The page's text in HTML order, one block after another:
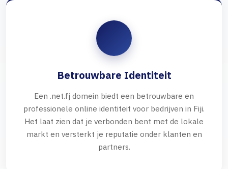
Betrouwbare Identiteit
Een .net.fj domein biedt een betrouwbare en
professionele online identiteit voor bedrijven in Fiji.
Het laat zien dat je verbonden bent met de lokale
markt en versterkt je reputatie onder klanten en
partners.